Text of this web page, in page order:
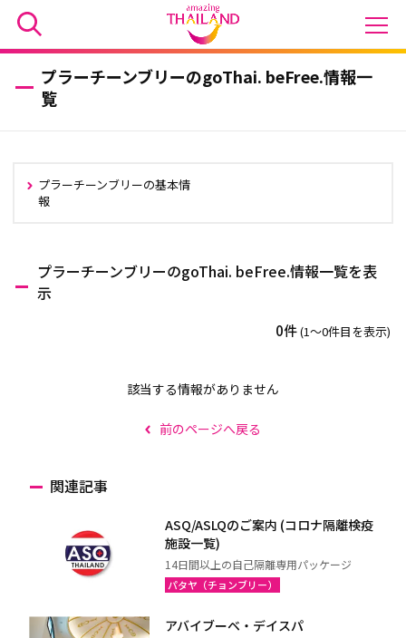
プラーチーンブリーのgoThai. beFree.情報一
覧
プラーチーンブリーの基本情
報
プラーチーンブリーのgoThai. beFree.情報一覧を表
示
0件(1〜0件目を表示)
該当する情報がありません
前のページへ戻る
関連記事
ASQ/ASLQのご案内 (コロナ隔離検疫
施設一覧)
14日間以上の自己隔離専用パッケージ
パタヤ（チョンブリー）
アバイブーベ・デイスパ